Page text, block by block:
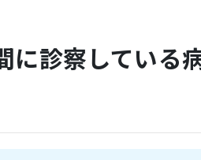
に診察している